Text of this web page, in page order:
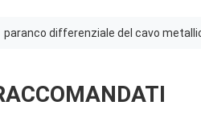
paranco differenziale del cavo